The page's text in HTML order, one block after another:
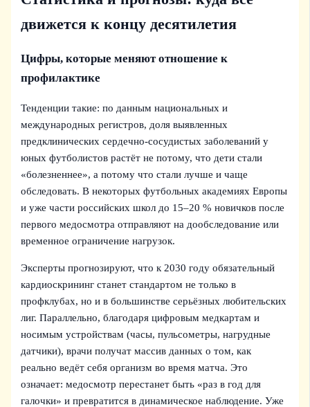
движется к концу десятилетия
Цифры, которые меняют отношение к
профилактике
Тенденции такие: по данным национальных и
международных регистров, доля выявленных
предклинических сердечно‑сосудистых заболеваний у
юных футболистов растёт не потому, что дети стали
«болезненнее», а потому что стали лучше и чаще
обследовать. В некоторых футбольных академиях Европы
и уже части российских школ до 15–20 % новичков после
первого медосмотра отправляют на дообследование или
временное ограничение нагрузок.
Эксперты прогнозируют, что к 2030 году обязательный
кардиоскрининг станет стандартом не только в
профклубах, но и в большинстве серьёзных любительских
лиг. Параллельно, благодаря цифровым медкартам и
носимым устройствам (часы, пульсометры, нагрудные
датчики), врачи получат массив данных о том, как
реально ведёт себя организм во время матча. Это
означает: медосмотр перестанет быть «раз в год для
галочки» и превратится в динамическое наблюдение. Уже